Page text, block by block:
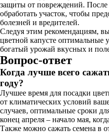
защиты от повреждений. После
обработать участок, чтобы
болезней и вредителей.
Следуя этим рекомендациям,
цветной капусте оптимальные
богатый урожай вкусных и
Вопрос-ответ
Когда лучше всего
году?
Лучшее время для посадки
от климатических условий
случаев, оптимальные сроки
конец апреля – начало мая,
Также можно сажать семена в